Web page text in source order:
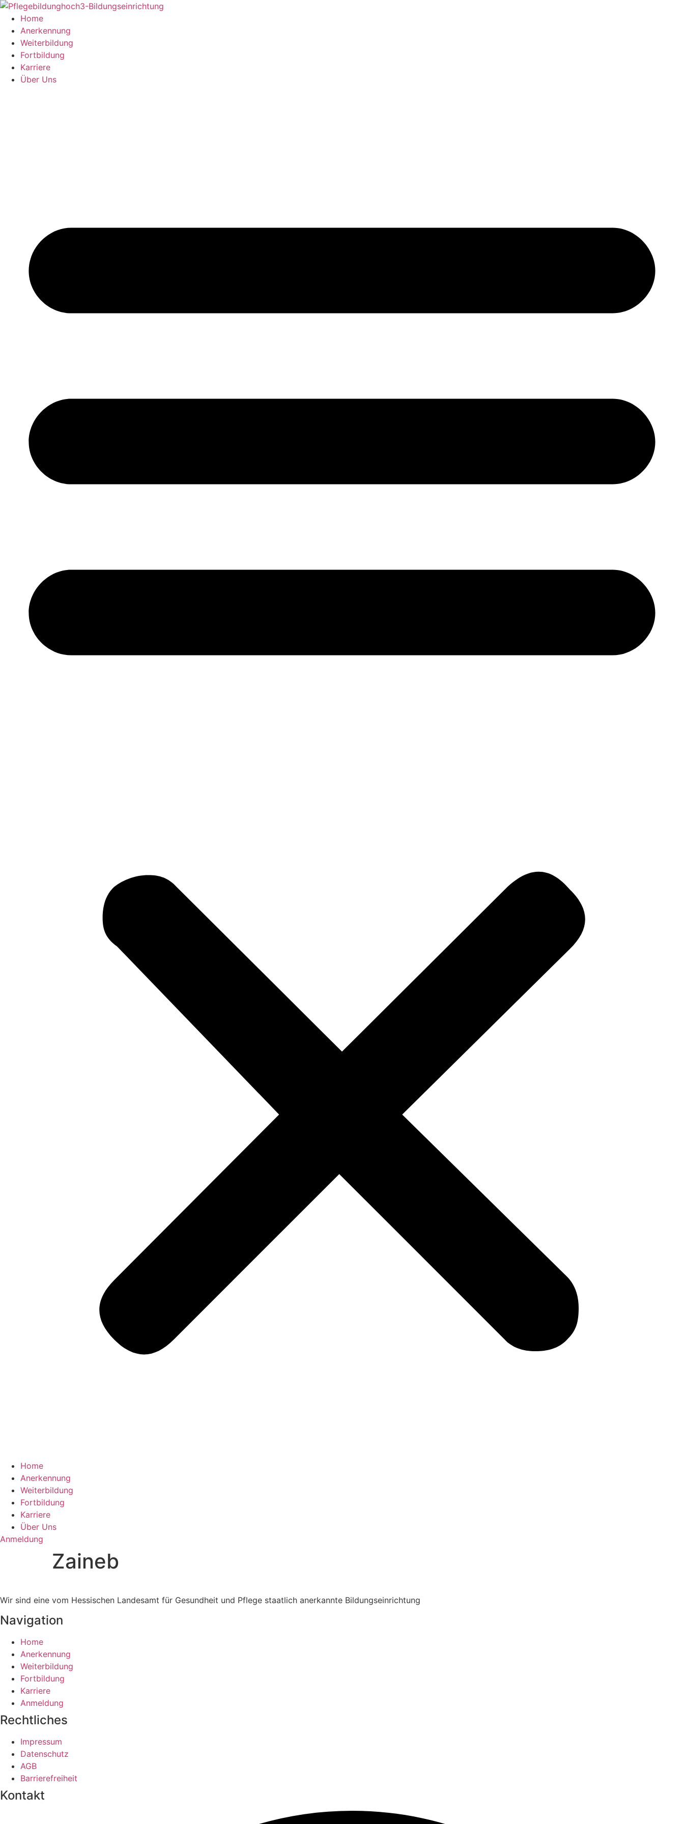
springen
Home
Anerkennung
Weiterbildung
Fortbildung
Karriere
Über Uns
Home
Anerkennung
Weiterbildung
Fortbildung
Karriere
Über Uns
Anmeldung
Zaineb
Wir sind eine vom Hessischen Landesamt für Gesundheit und Pflege staatlich anerkannte Bildungseinrichtung
Navigation
Home
Anerkennung
Weiterbildung
Fortbildung
Karriere
Anmeldung
Rechtliches
Impressum
Datenschutz
AGB
Barrierefreiheit
Kontakt